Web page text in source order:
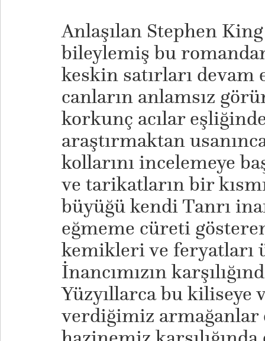
Anlaşılan Stephen
bileylemiş bu
keskin satırları devam
canların anlamsız
korkunç acılar
araştırmaktan
kollarını incelemeye
ve tarikatların bir
büyüğü kendi Tanrı
eğmeme cüreti
kemikleri ve feryatları
İnancımızın
Yüzyıllarca bu kiliseye
verdiğimiz armağanlar